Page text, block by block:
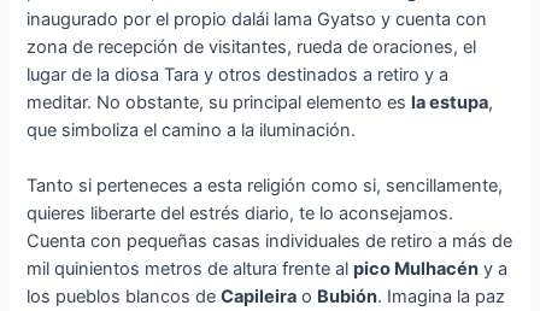
inaugurado por el propio dalái lama Gyatso y cuenta con
zona de recepción de visitantes, rueda de oraciones, el
lugar de la diosa Tara y otros destinados a retiro y a
meditar. No obstante, su principal elemento esla estupa,
que simboliza el camino a la iluminación.
Tanto si perteneces a esta religión como si, sencillamente,
quieres liberarte del estrés diario, te lo aconsejamos.
Cuenta con pequeñas casas individuales de retiro a más de
mil quinientos metros de altura frente alpico Mulhacén y a
los pueblos blancos deCapileira o Bubión. Imagina la paz